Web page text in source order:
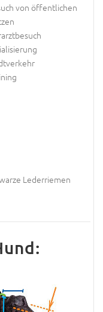
von öffentlichen
Lederriemen